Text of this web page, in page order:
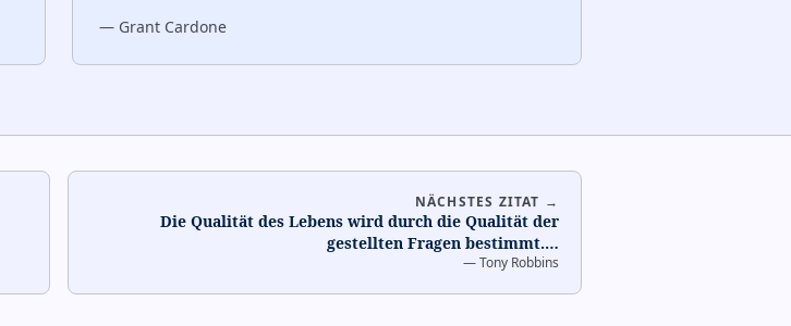
— Grant Cardone
NÄCHSTES ZITAT →
Die Qualität des Lebens wird durch die Qualität der
gestellten Fragen bestimmt.…
—Tony Robbins